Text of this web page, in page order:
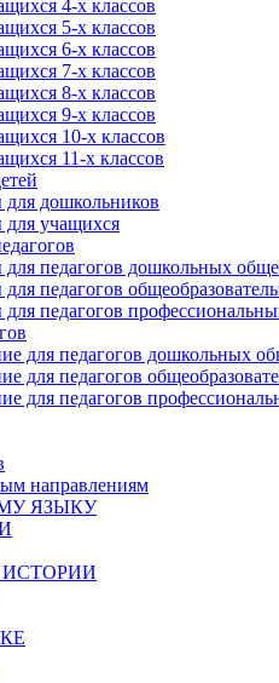
4-х классов
5-х классов
6-х классов
7-х классов
8-х классов
9-х классов
10-х классов
11-х классов
дошкольников
учащихся
педагогов дошкольных
педагогов
педагогов
для педагогов дошкольных
для педагогов
для педагогов
направлениям
ЯЗЫКУ